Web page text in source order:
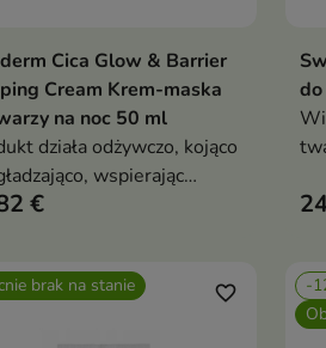
Pokaż szczegóły
Cica Glow & Barrier
Cream Krem-maska
na noc 50 ml
działa odżywczo, kojąco
wspierając
procesy regeneracyjne
€
brak na stanie favorite_border
-